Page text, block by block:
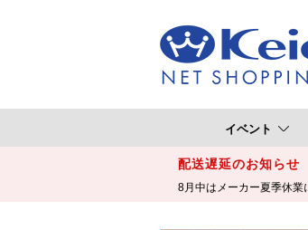
イベント
配送遅延のお知らせ
8月中はメーカー夏季休業